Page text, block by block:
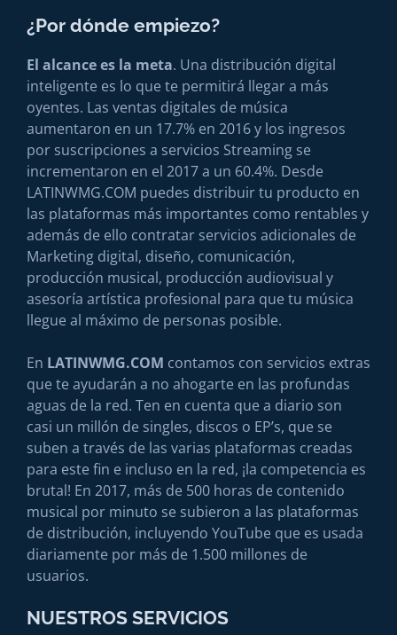
¿Por dónde empiezo?
El alcance es la meta. Una distribución digital
inteligente es lo que te permitirá llegar a más
oyentes. Las ventas digitales de música
aumentaron en un 17.7% en 2016 y los ingresos
por suscripciones a servicios Streaming se
incrementaron en el 2017 a un 60.4%. Desde
LATINWMG.COM puedes distribuir tu producto en
las plataformas más importantes como rentables y
además de ello contratar servicios adicionales de
Marketing digital, diseño, comunicación,
producción musical, producción audiovisual y
asesoría artística profesional para que tu música
llegue al máximo de personas posible.
En LATINWMG.COM contamos con servicios extras
que te ayudarán a no ahogarte en las profundas
aguas de la red. Ten en cuenta que a diario son
casi un millón de singles, discos o EP’s, que se
suben a través de las varias plataformas creadas
para este fin e incluso en la red, ¡la competencia es
brutal! En 2017, más de 500 horas de contenido
musical por minuto se subieron a las plataformas
de distribución, incluyendo YouTube que es usada
diariamente por más de 1.500 millones de
usuarios.
NUESTROS SERVICIOS